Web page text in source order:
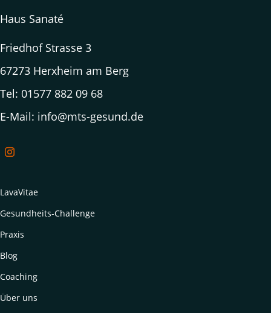
Haus Sanaté
Friedhof Strasse 3
67273 Herxheim am Berg
Tel: 01577 882 09 68
E-Mail: info@mts-gesund.de
LavaVitae
Gesundheits-Challenge
Praxis
Blog
Coaching
Über uns